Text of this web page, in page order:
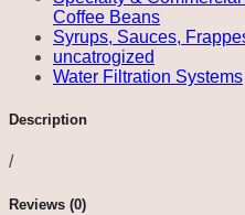
Coffee Beans
Syrups, Sauces,
uncatrogized
Water Filtration Systems
Description
/
Reviews (0)